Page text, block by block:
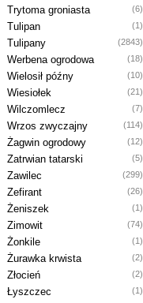
Trytoma groniasta (6)
Tulipan (1)
Tulipany (2843)
Werbena ogrodowa (18)
Wielosił późny (10)
Wiesiołek (21)
Wilczomlecz (7)
Wrzos zwyczajny (114)
Żagwin ogrodowy (12)
Zatrwian tatarski (5)
Zawilec (299)
Zefirant (26)
Żeniszek (1)
Zimowit (74)
Żonkile (1)
Żurawka krwista (2)
Złocień (2)
Łyszczec (1)